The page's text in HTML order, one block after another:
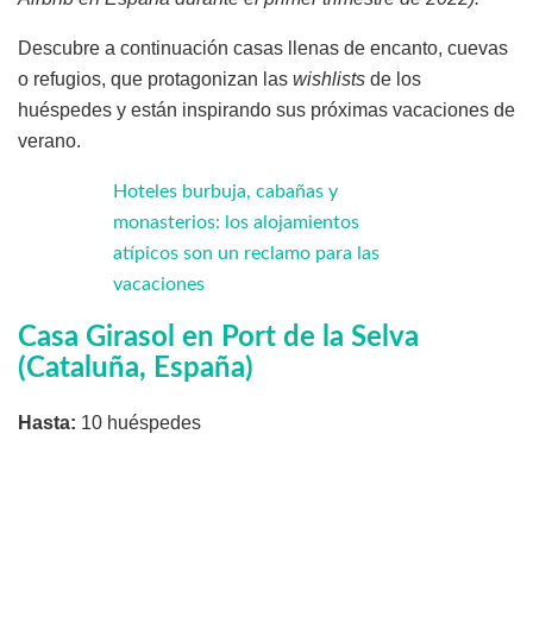
Descubre a continuación casas llenas de encanto, cuevas
o refugios, que protagonizan las wishlists de los
huéspedes y están inspirando sus próximas vacaciones de
verano.
Hoteles burbuja, cabañas y
monasterios: los alojamientos
atípicos son un reclamo para las
vacaciones
Casa Girasol en Port de la Selva
(Cataluña, España)
Hasta: 10 huéspedes